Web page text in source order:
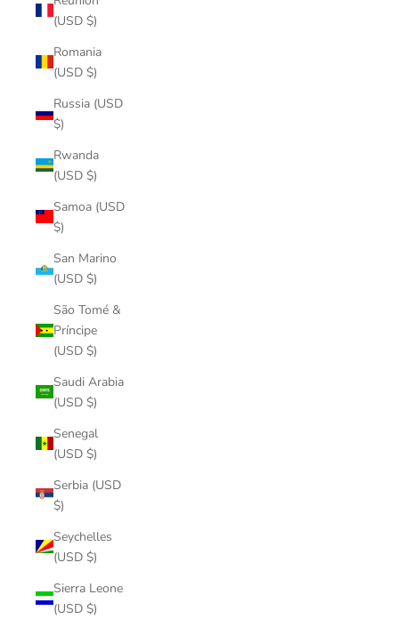
(USD $)
Romania
(USD $)
Russia (USD
$)
Rwanda
(USD $)
Samoa (USD
$)
San Marino
(USD $)
São Tomé &
Príncipe
(USD $)
Saudi Arabia
(USD $)
Senegal
(USD $)
Serbia (USD
$)
Seychelles
(USD $)
Sierra Leone
(USD $)